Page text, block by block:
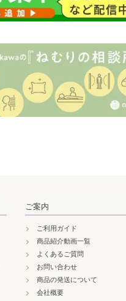
ご案内
ご利用ガイド
商品紹介動画一覧
よくあるご質問
お問い合わせ
商品の発送について
会社概要